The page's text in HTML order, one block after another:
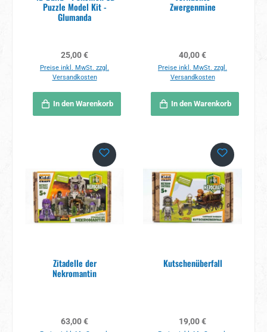
Puzzle Model Kit -
Glumanda
Regulärer Preis:
25,00 €
Preise inkl. MwSt. zzgl.
Versandkosten
In den Warenkorb
Zwergenmine
Regulärer Preis:
40,00 €
Preise inkl. MwSt. zzgl.
Versandkosten
In den Warenkorb
Zitadelle der
Nekromantin
Regulärer Preis:
63,00 €
Kutschenüberfall
Regulärer Preis:
19,00 €